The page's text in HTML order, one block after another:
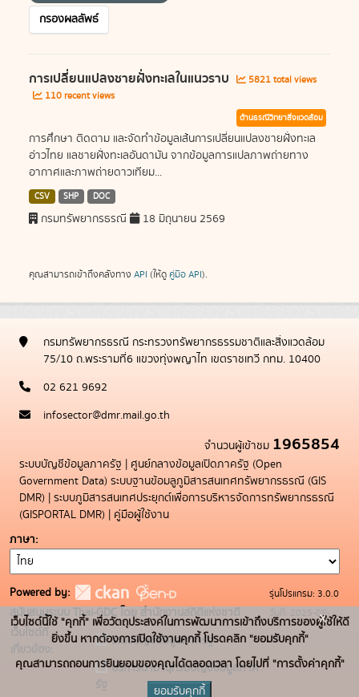
กรองผลลัพธ์
การเปลี่ยนแปลงชายฝั่งทะเลในแนวราบ
5821 total views
110 recent views
ด้านธรณีวิทยาสิ่งแวดล้อม
การศึกษา ติดตาม และจัดทำข้อมูลเส้นการเปลี่ยนแปลงชายฝั่งทะเล
อ่าวไทย แลชายฝั่งทะเลอันดามัน จากข้อมูลการแปลภาพถ่ายทาง
อากาศและภาพถ่ายดาวเทียม...
CSV SHP DOC
กรมทรัพยากรธรณี 18 มิถุนายน 2569
คุณสามารถเข้าถึงคลังทาง API (ให้ดู คู่มือ API).
กรมทรัพยากรธรณี กระทรวงทรัพยากรธรรมชาติและสิ่งแวดล้อม
75/10 ถ.พระรามที่6 แขวงทุ่งพญาไท เขตราชเทวี กทม. 10400
02 621 9692
infosector@dmr.mail.go.th
จำนวนผู้เข้าชม 1965854
ระบบบัญชีข้อมูลภาครัฐ | ศูนย์กลางข้อมูลเปิดภาครัฐ (Open
Government Data) ระบบฐานข้อมลูภูมิสารสนเทศทรัพยากรธรณี (GIS
DMR) | ระบบภูมิสารสนเทศประยุกต์เพื่อการบริหารจัดการทรัพยากรธรณี
(GISPORTAL DMR) | คู่มือผู้ใช้งาน
ภาษา
Powered by:
สนับสนุนระบบ Thai-GDC โดย สำนักงานสถิติแห่งชาติ
เว็บไซต์ที่
เกี่ยวข้อง:
ระบบบัญชีข้อมูลภาครัฐ
บริการนามานุกรมบัญชีข้อมูลภาค
รัฐ
รุ่นโปรแกรม: 3.0.0
วันที่: 2025-05-
19
เว็บไซต์นี้ใช้ "คุกกี้" เพื่อวัตถุประสงค์ในการพัฒนาการเข้าถึงบริการของผู้ใช้ให้ดี
ยิ่งขึ้น หากต้องการเปิดใช้งานคุกกี้ โปรดคลิก "ยอมรับคุกกี้"
คุณสามารถถอนการยินยอมของคุณได้ตลอดเวลา โดยไปที่ "การตั้งค่าคุกกี้"
ยอมรับคุกกี้
x